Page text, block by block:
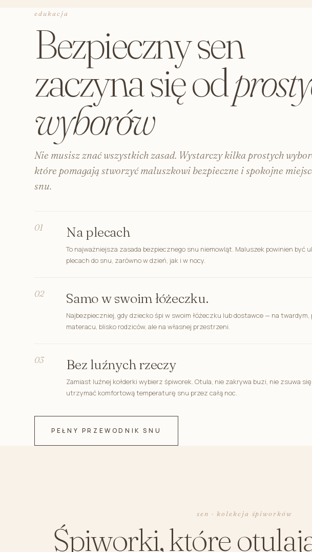
edukacja
Bezpieczny sen
zaczyna się od
wyborów
Nie musisz znać wszystkich zasad. Wystarczy kilka prostych
które pomagają stworzyć maluszkowi bezpieczne i spokojne
snu.
01 Na plecach
To najważniejsza zasada bezpiecznego snu niemowląt. Maluszek powinien być
plecach do snu, zarówno w dzień, jak i w nocy.
02 Samo w swoim łóżeczku.
Najbezpieczniej, gdy dziecko śpi w swoim łóżeczku lub dostawce — na twardym,
materacu, blisko rodziców, ale na własnej przestrzeni.
03 Bez luźnych rzeczy
Zamiast luźnej kołderki wybierz śpiworek. Otula, nie zakrywa buzi, nie zsuwa się
utrzymać komfortową temperaturę snu przez całą noc.
PEŁNY PRZEWODNIK SNU
sen · kolekcja śpiworków
Śpiworki, które